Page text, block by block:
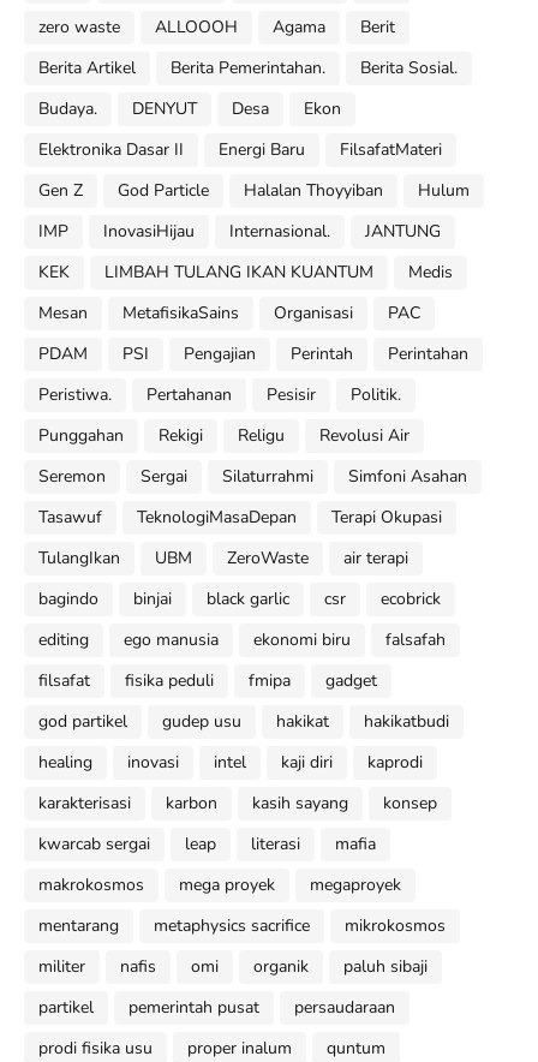
zero waste
ALLOOOH Agama
Berit
Berita Artikel
Berita Pemerintahan.
Berita Sosial.
Budaya.
DENYUT Desa
Ekon
Elektronika Dasar II
Energi Baru
FilsafatMateri
Gen Z
God Particle Halalan Thoyyiban
Hulum
IMP
InovasiHijau Internasional.
JANTUNG
KEK
LIMBAH TULANG IKAN KUANTUM
Medis
Mesan
MetafisikaSains Organisasi
PAC
PDAM
PSI Pengajian Perintah
Perintahan
Peristiwa.
Pertahanan Pesisir
Politik.
Punggahan
Rekigi Religu
Revolusi Air
Seremon
Sergai Silaturrahmi
Simfoni Asahan
Tasawuf
TeknologiMasaDepan
Terapi Okupasi
TulangIkan
UBM ZeroWaste
air terapi
bagindo
binjai black garlic csr
ecobrick
editing
ego manusia ekonomi biru
falsafah
filsafat
fisika peduli fmipa
gadget
god partikel
gudep usu hakikat
hakikatbudi
healing
inovasi intel kaji diri
kaprodi
karakterisasi
karbon kasih sayang
konsep
kwarcab sergai
leap literasi
mafia
makrokosmos
mega proyek
megaproyek
mentarang
metaphysics sacrifice
mikrokosmos
militer
nafis omi organik
paluh sibaji
partikel
pemerintah pusat
persaudaraan
prodi fisika usu
proper inalum
quntum